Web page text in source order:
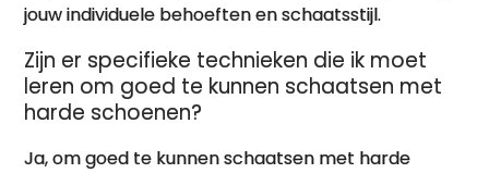
jouw individuele behoeften en schaatsstijl.
Zijn er specifieke technieken die ik moet
leren om goed te kunnen schaatsen met
harde schoenen?
Ja, om goed te kunnen schaatsen met harde